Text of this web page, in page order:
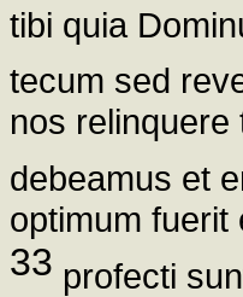
tibi quia
tecum sed
nos
debeamus et
optimum fuerit
33 profecti